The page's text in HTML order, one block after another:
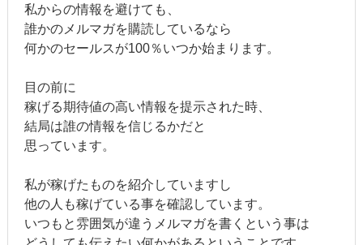
私からの情報を避けても、
誰かのメルマガを購読しているなら
何かのセールスが100％いつか始まります。
目の前に
稼げる期待値の高い情報を提示された時、
結局は誰の情報を信じるかだと
思っています。
私が稼げたものを紹介していますし
他の人も稼げている事を確認しています。
いつもと雰囲気が違うメルマガを書くという事は